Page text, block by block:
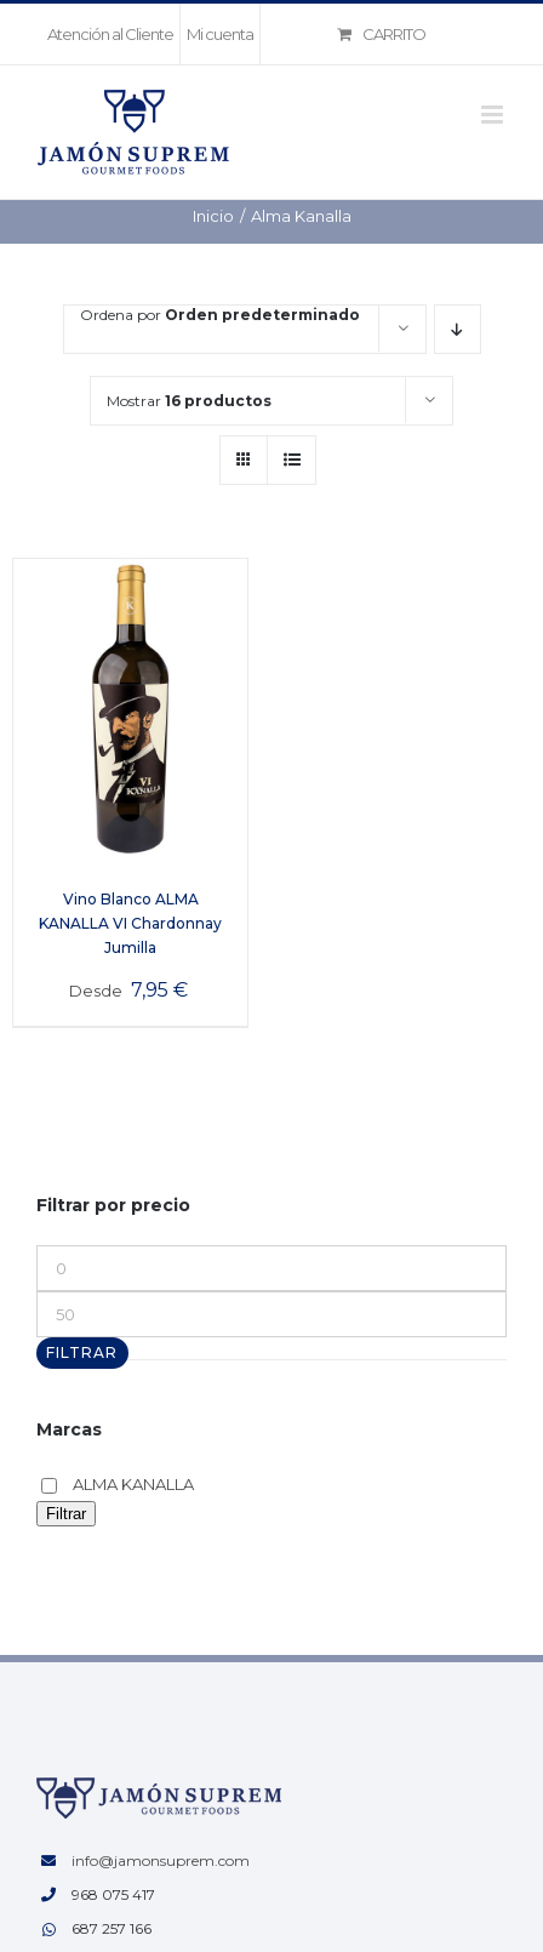
Atención al Cliente Mi cuenta CARRITO
Inicio Alma Kanalla
Ordena por Orden predeterminado
Mostrar 16 productos
Vino Blanco ALMA
KANALLA VI Chardonnay
Jumilla
Desde 7,95 €
Filtrar por precio
mínimo
máximo
FILTRAR
Marcas
ALMA KANALLA
Filtrar
info@jamonsuprem.com
968 075 417
687 257 166